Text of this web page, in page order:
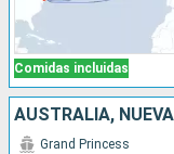
Comidas incluidas
Grand Princess